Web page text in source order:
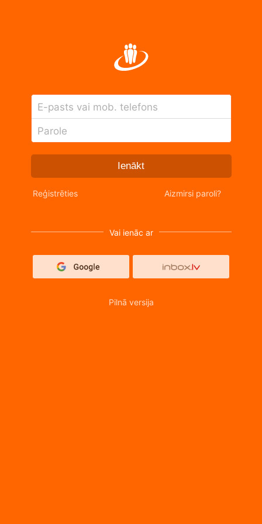
E-pasts vai mob. telefons
Parole
Ienākt
Reģistrēties Aizmirsi paroli?
Vai ienāc ar
Pilnā versija